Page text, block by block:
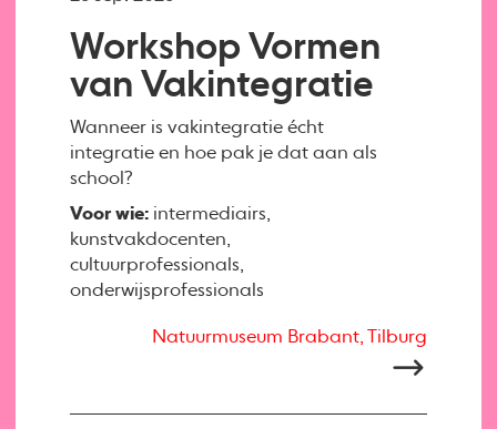
Workshop Vormen
van Vakintegratie
Wanneer is vakintegratie écht
integratie en hoe pak je dat aan als
school?
Voor wie: intermediairs,
kunstvakdocenten,
cultuurprofessionals,
onderwijsprofessionals
Natuurmuseum Brabant, Tilburg